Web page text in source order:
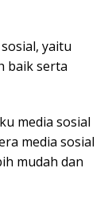
yaitu
baik serta
media sosial
media sosial
mudah dan